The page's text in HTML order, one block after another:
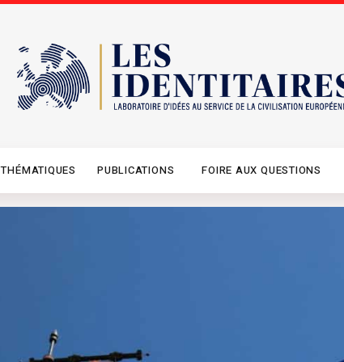
THÉMATIQUES PUBLICATIONS FOIRE AUX QUESTIONS